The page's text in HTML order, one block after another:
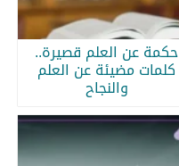
حكمة عن العلم قصيرة..
كلمات مضيئة عن العلم
والنجاح